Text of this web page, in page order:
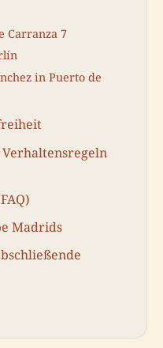
Carranza 7
in Puerto de
Madrids